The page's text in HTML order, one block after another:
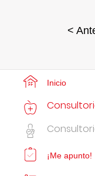
<
Inicio
¡Me apunto!